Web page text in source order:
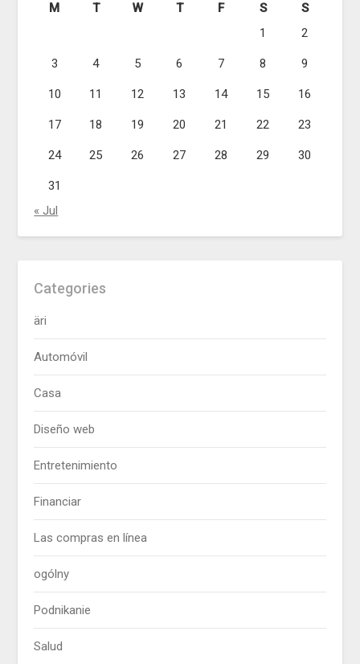
M T W T F S
S
1
2
3 4 5 6 7 8 9
10 11 12 13 14 15 16
17 18 19 20 21 22 23
24 25 26 27 28 29 30
31
« Jul
Categories
äri
Automóvil
Casa
Diseño web
Entretenimiento
Financiar
Las compras en línea
ogólny
Podnikanie
Salud